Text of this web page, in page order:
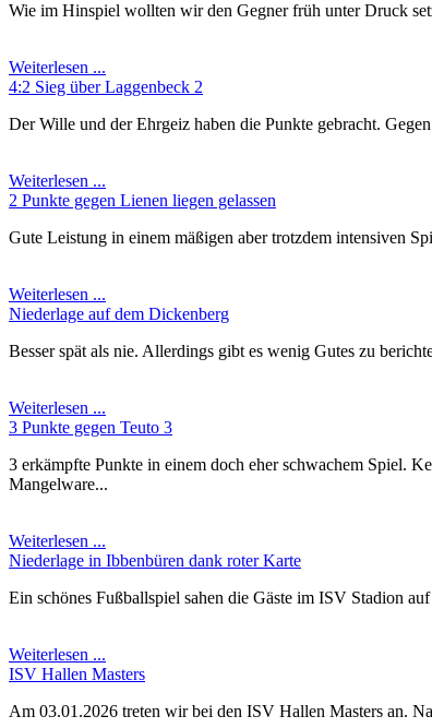
Wie im Hinspiel wollten wir den Gegner früh unter Druck
Weiterlesen ...
4:2 Sieg über Laggenbeck 2
Der Wille und der Ehrgeiz haben die Punkte gebracht.
Weiterlesen ...
2 Punkte gegen Lienen liegen gelassen
Gute Leistung in einem mäßigen aber trotzdem intensiven
Weiterlesen ...
Niederlage auf dem Dickenberg
Besser spät als nie. Allerdings gibt es wenig Gutes zu
Weiterlesen ...
3 Punkte gegen Teuto 3
3 erkämpfte Punkte in einem doch eher schwachem Spiel.
Mangelware...
Weiterlesen ...
Niederlage in Ibbenbüren dank roter Karte
Ein schönes Fußballspiel sahen die Gäste im ISV Stadion
Weiterlesen ...
ISV Hallen Masters
Am 03.01.2026 treten wir bei den ISV Hallen Masters an.